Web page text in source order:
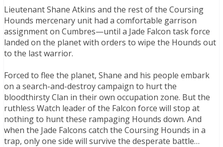
Lieutenant Shane Atkins and the rest of the Coursing
Hounds mercenary unit had a comfortable garrison
assignment on Cumbres—until a Jade Falcon task force
landed on the planet with orders to wipe the Hounds out
to the last warrior.
Forced to flee the planet, Shane and his people embark
on a search-and-destroy campaign to hurt the
bloodthirsty Clan in their own occupation zone. But the
ruthless Watch leader of the Falcon force will stop at
nothing to hunt these rampaging Hounds down. And
when the Jade Falcons catch the Coursing Hounds in a
trap, only one side will survive the desperate battle…